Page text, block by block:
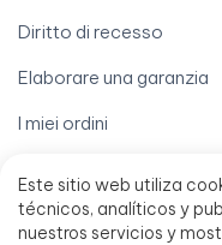
Este sitio web utiliza
técnicos, analíticos y
nuestros servicios y
Diritto di recesso
Elaborare una garanzia
I miei ordini
Scarica la mia fattura